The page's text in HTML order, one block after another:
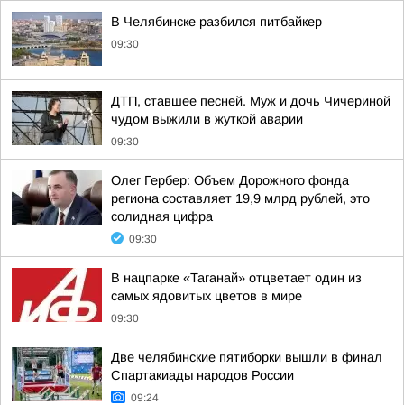
В Челябинске разбился питбайкер
09:30
ДТП, ставшее песней. Муж и дочь Чичериной
чудом выжили в жуткой аварии
09:30
Олег Гербер: Объем Дорожного фонда
региона составляет 19,9 млрд рублей, это
солидная цифра
09:30
В нацпарке «Таганай» отцветает один из
самых ядовитых цветов в мире
09:30
Две челябинские пятиборки вышли в финал
Спартакиады народов России
09:24